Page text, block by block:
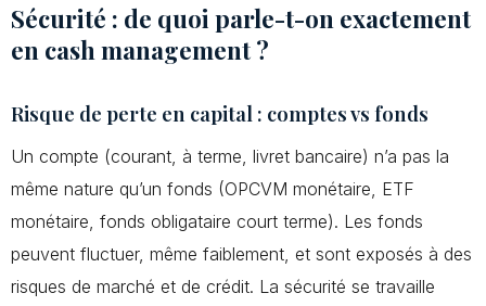
Sécurité : de quoi parle-t-on exactement
en cash management ?
Risque de perte en capital : comptes vs fonds
Un compte (courant, à terme, livret bancaire) n’a pas la
même nature qu’un fonds (OPCVM monétaire, ETF
monétaire, fonds obligataire court terme). Les fonds
peuvent fluctuer, même faiblement, et sont exposés à des
risques de marché et de crédit. La sécurité se travaille